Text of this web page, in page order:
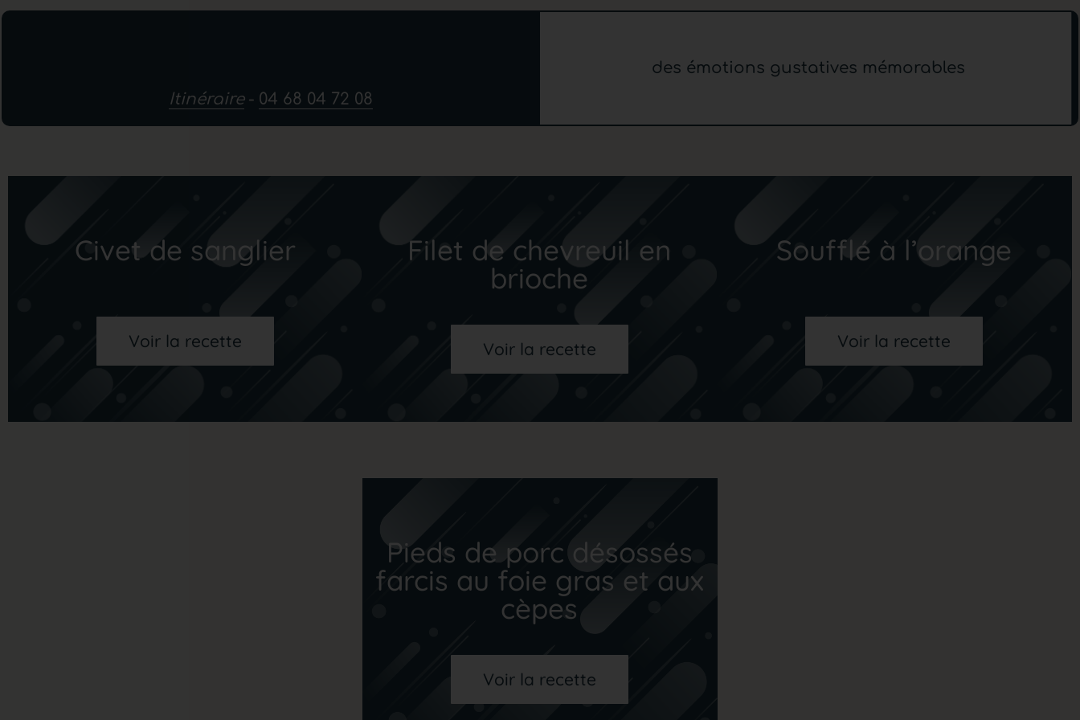
Itinéraire - 04 68 04 72 08
des émotions gustatives mémorables
Civet de sanglier
Voir la recette
Filet de chevreuil en
brioche
Voir la recette
Soufflé à l’orange
Voir la recette
Pieds de porc désossés
farcis au foie gras et aux
cèpes
Voir la recette